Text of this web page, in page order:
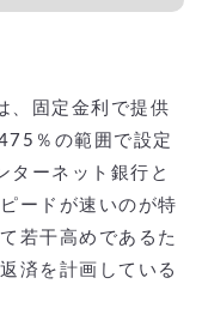
、固定金利で提供
％の範囲で設定
ターネット銀行と
ードが速いのが特
若干高めであるた
済を計画している